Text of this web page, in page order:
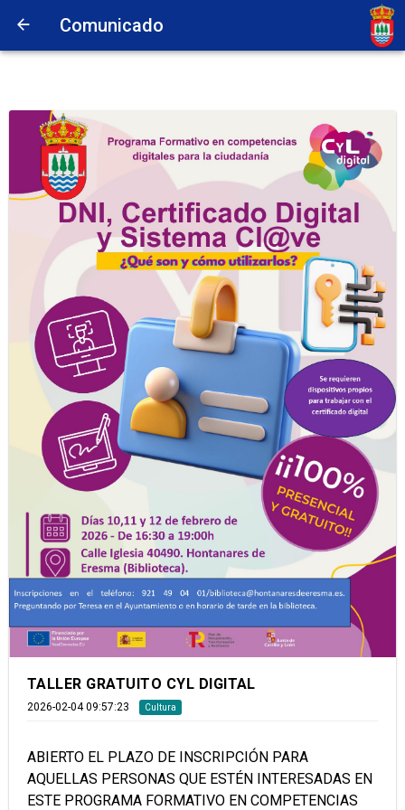
Comunicado
TALLER GRATUITO CYL DIGITAL
2026-02-04 09:57:23 Cultura
ABIERTO EL PLAZO DE INSCRIPCIÓN PARA
AQUELLAS PERSONAS QUE ESTÉN INTERESADAS EN
ESTE PROGRAMA FORMATIVO EN COMPETENCIAS